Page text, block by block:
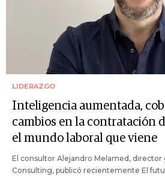
LIDERAZGO
Inteligencia aumentada,
cambios en la contratación
el mundo laboral que viene
El consultor Alejandro Melamed, director
Consulting, publicó recientemente El